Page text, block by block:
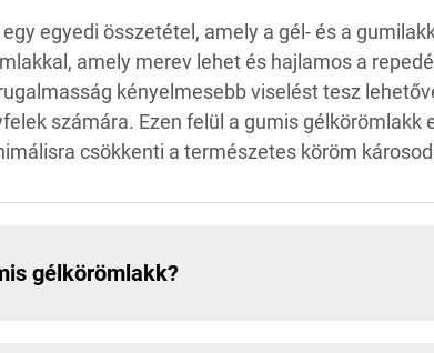
egyedi összetétel, amely a gél- és a
amely merev lehet és hajlamos a
kényelmesebb viselést tesz
számára. Ezen felül a gumis
csökkenti a természetes köröm
gélkörömlakk?